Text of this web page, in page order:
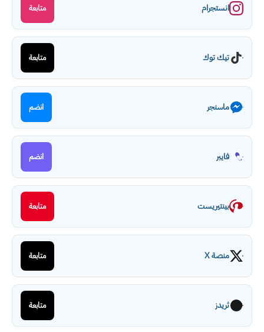
انستجرام متابعة
تيك توك متابعة
ماسنجر انضم
فايبر انضم
بينتيريست متابعة
منصة X متابعة
ثريدز متابعة